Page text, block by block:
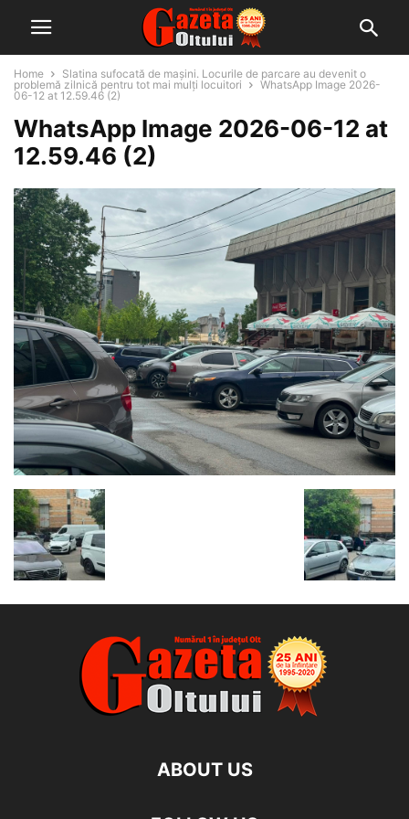
Home
Slatina sufocată de mașini. Locurile de parcare au devenit o
problemă zilnică pentru tot mai mulți locuitori
WhatsApp Image 2026-
06-12 at 12.59.46 (2)
WhatsApp Image 2026-06-12 at
12.59.46 (2)
ABOUT US